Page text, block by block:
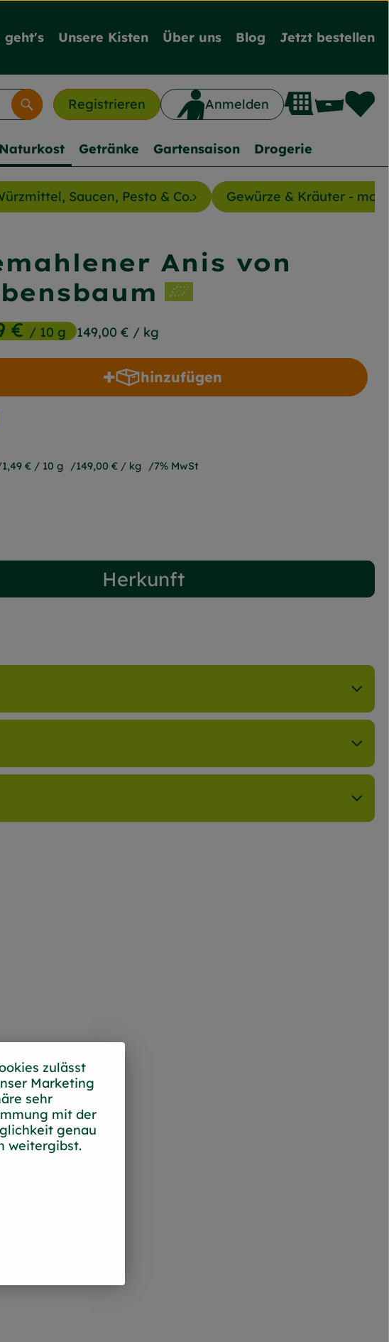
geht's Unsere Kisten Über uns Blog Jetzt bestellen
Registrieren Anmelden
Suchen
Naturkost Getränke Gartensaison Drogerie
Saucen, Pesto & Co. Gewürze & Kräuter -
Anis von
€/ 10 g 149,00 € / kg
Favouriten hinzufügen
hinzufügen
Produkt zum Warenkorb hinzufügen
1,49 € / 10 g 149,00 € / kg 7% MwSt
Herkunft
zulässt
Marketing
sehr
mit der
genau
weitergibst.